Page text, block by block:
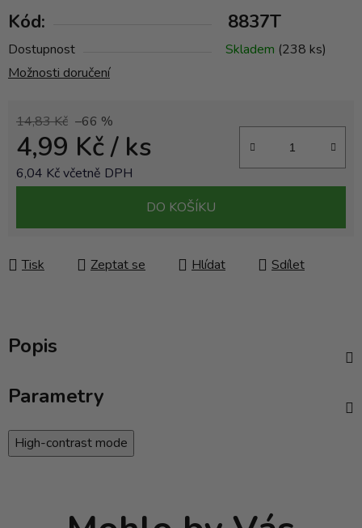
Kód: 8837T
Dostupnost Skladem (238 ks)
Možnosti doručení
14,83 Kč –66 %
4,99 Kč/ ks
6,04 Kč včetně DPH
DO KOŠÍKU
Tisk Zeptat se Hlídat Sdílet
Popis
Parametry
High-contrast mode